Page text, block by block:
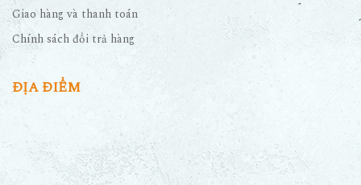
Giao hàng và thanh toán
Chính sách đổi trả hàng
ĐỊA ĐIỂM